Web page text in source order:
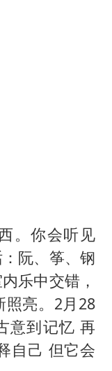
。你会听见
阮、筝、钢
乐中交错，
照亮。2月28
意到记忆 再
自己 但它会